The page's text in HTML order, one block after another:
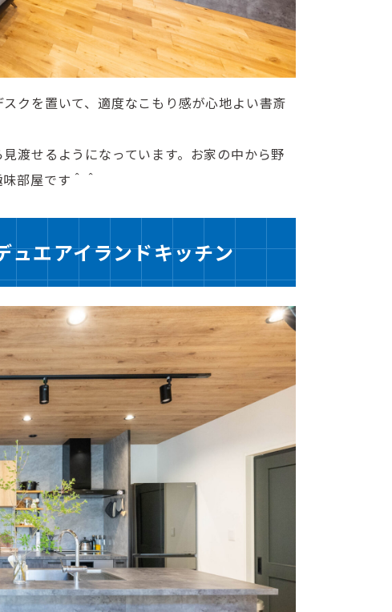
クを置いて、適度なこもり感が心地よい書斎
渡せるようになっています。お家の中から野
部屋です＾＾
ュエアイランドキッチン